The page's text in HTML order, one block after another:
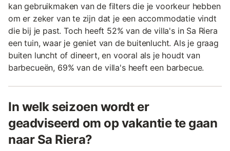
kan gebruikmaken van de filters die je voorkeur hebben
om er zeker van te zijn dat je een accommodatie vindt
die bij je past. Toch heeft 52% van de villa's in Sa Riera
een tuin, waar je geniet van de buitenlucht. Als je graag
buiten luncht of dineert, en vooral als je houdt van
barbecueën, 69% van de villa's heeft een barbecue.
In welk seizoen wordt er
geadviseerd om op vakantie te gaan
naar Sa Riera?